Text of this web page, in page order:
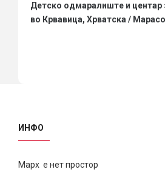
Детско одмаралиште и центар
во Крвавица, Хрватска /
ИНФО
Марх е нет простор